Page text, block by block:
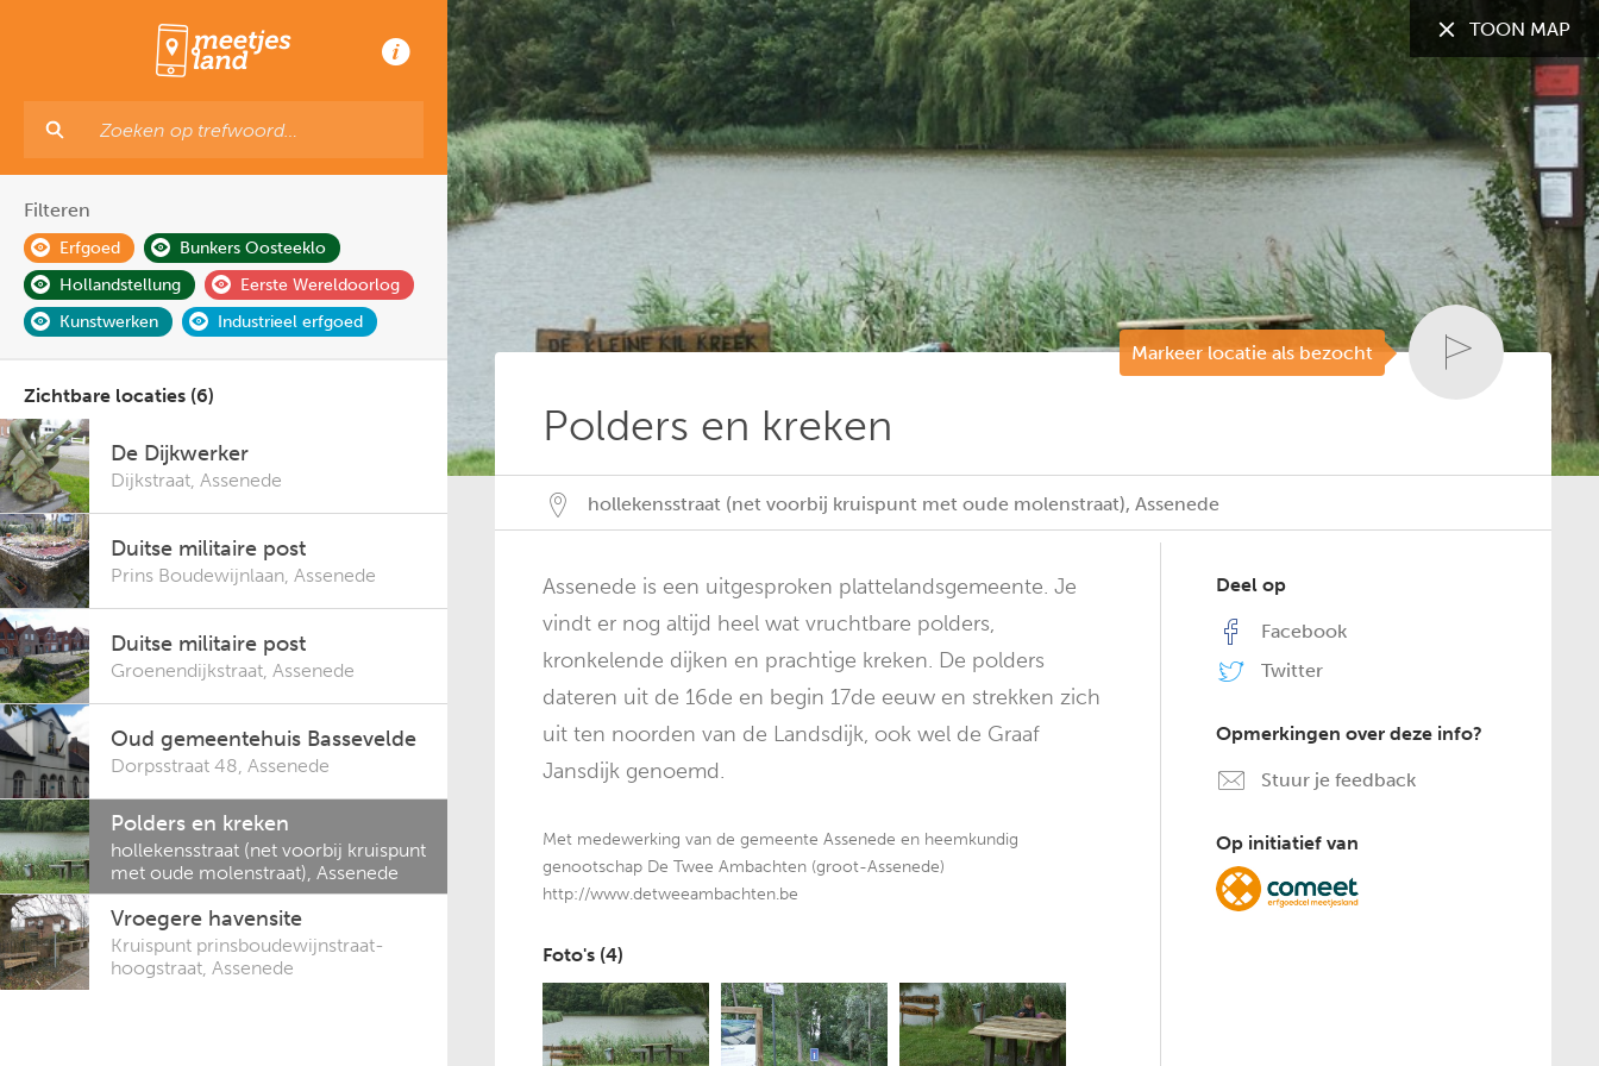
TOON: Alle gemeenten
Markeer locatie als bezocht
Polders en kreken
hollekensstraat (net voorbij kruispunt met oude molenstraat),Assenede
Assenede is een uitgesproken plattelandsgemeente. Je
vindt er nog altijd heel wat vruchtbare polders,
kronkelende dijken en prachtige kreken. De polders
dateren uit de 16de en begin 17de eeuw en strekken zich
uit ten noorden van de Landsdijk, ook wel de Graaf
Jansdijk genoemd.
Met medewerking van de gemeente Assenede en heemkundig
genootschap De Twee Ambachten (groot-Assenede)
http://www.detweeambachten.be
Foto's (4)
Deel op
Facebook
Twitter
Opmerkingen over deze info?
Stuur je feedback
Op initiatief van
TOON MAP
Filteren
Erfgoed
Bunkers Oosteeklo
Hollandstellung
Eerste Wereldoorlog
Kunstwerken
Industrieel erfgoed
Zichtbare locaties (6)
De Dijkwerker
Dijkstraat,Assenede
Duitse militaire post
Prins Boudewijnlaan,Assenede
Duitse militaire post
Groenendijkstraat,Assenede
Oud gemeentehuis Bassevelde
Dorpsstraat 48,Assenede
Polders en kreken
hollekensstraat (net voorbij kruispunt
met oude molenstraat) ,Assenede
Vroegere havensite
Kruispunt prinsboudewijnstraat-
hoogstraat,Assenede